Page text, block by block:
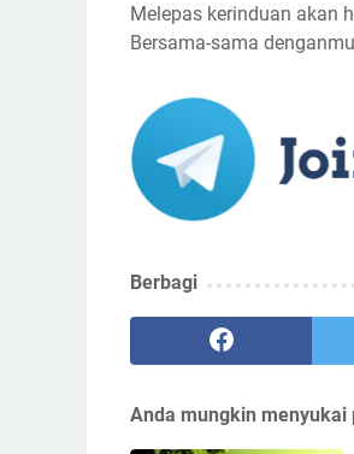
Melepas kerinduan akan
Bersama-sama
Berbagi
Anda mungkin menyukai